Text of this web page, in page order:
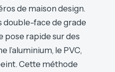
de maison design.
double-face de grade
pose rapide sur des
l’aluminium, le PVC,
Cette méthode